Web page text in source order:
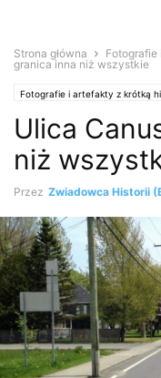
Strona główna
granica inna niż wszystkie
Fotografie i artefakty z krótką
Ulica
niż
Przez Zwiadowca Historii